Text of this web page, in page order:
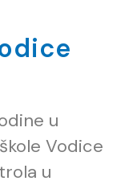
u
Vodice
u